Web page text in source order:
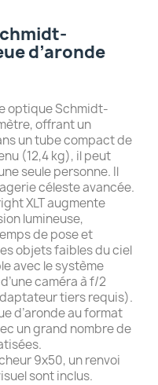
d’aronde
optique Schmidt-
offrant un
un tube compact de
(12,4 kg), il peut
seule personne. Il
céleste avancée.
XLT augmente
lumineuse,
de pose et
objets faibles du ciel
avec le système
caméra à f/2
tiers requis).
d’aronde au format
un grand nombre de
9x50, un renvoi
sont inclus.